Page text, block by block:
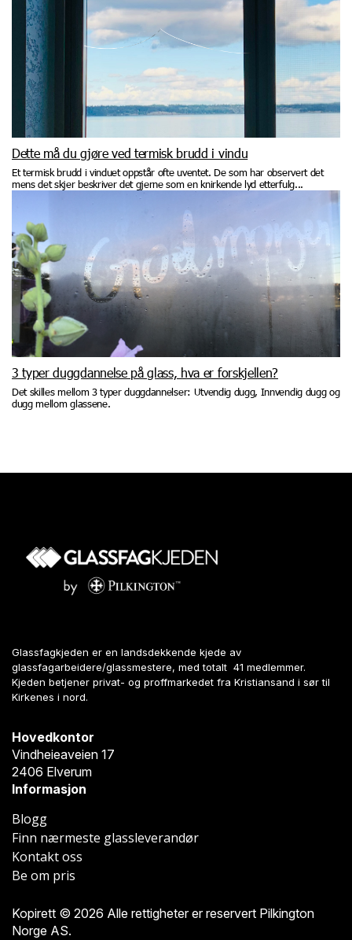
Dette må du gjøre ved termisk brudd i vindu
Et termisk brudd i vinduet oppstår ofte uventet. De som har observert det
mens det skjer beskriver det gjerne som en knirkende lyd etterfulg...
3 typer duggdannelse på glass, hva er forskjellen?
Det skilles mellom 3 typer duggdannelser: Utvendig dugg, Innvendig dugg og
dugg mellom glassene.
Glassfagkjeden er en landsdekkende kjede av
glassfagarbeidere/glassmestere, med totalt 41 medlemmer.
Kjeden betjener privat- og proffmarkedet fra Kristiansand i sør til
Kirkenes i nord.
Hovedkontor
Vindheieaveien 17
2406 Elverum
Informasjon
Blogg
Finn nærmeste glassleverandør
Kontakt oss
Be om pris
Kopirett © 2026 Alle rettigheter er reservert Pilkington
Norge AS.